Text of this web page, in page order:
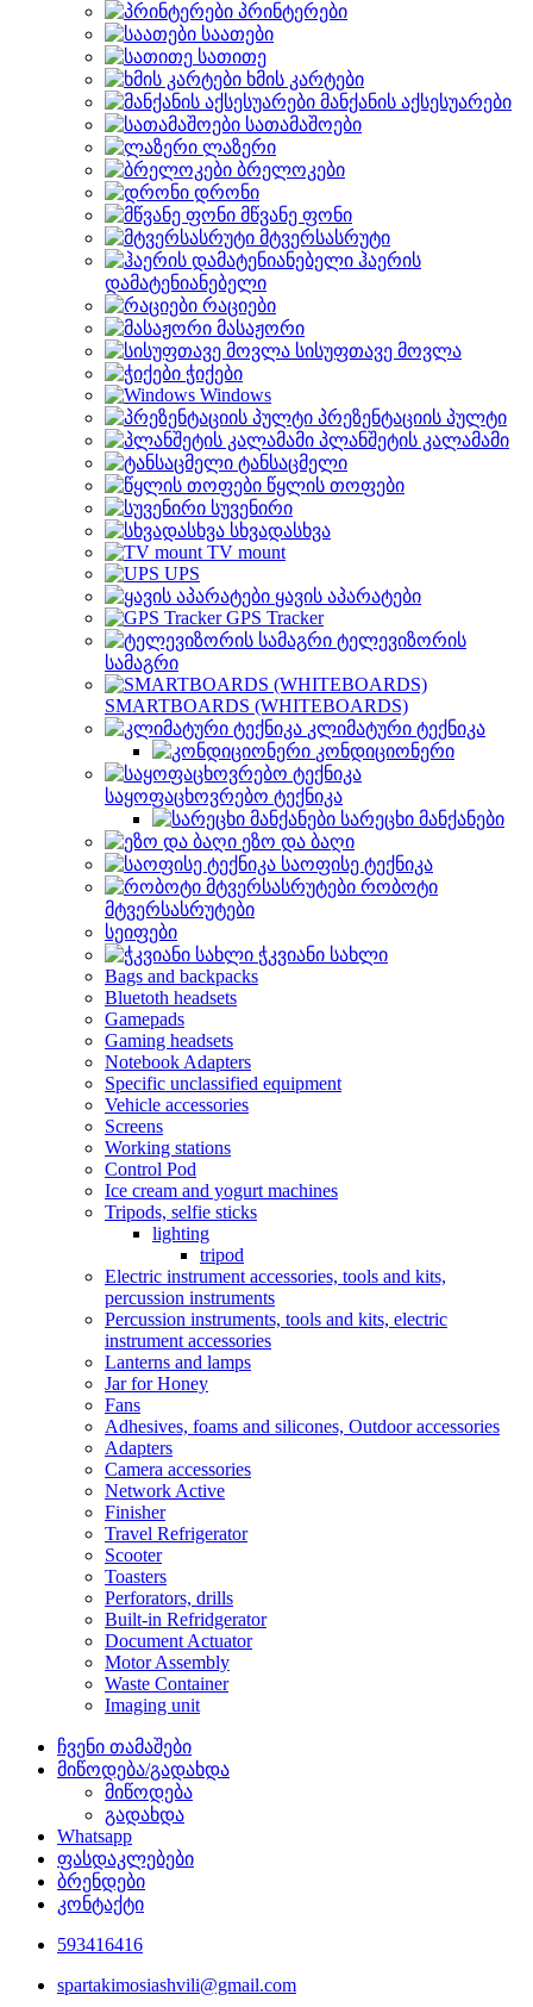
პრინტერები
საათები
სათითე
ხმის კარტები
მანქანის აქსესუარები
სათამაშოები
ლაზერი
ბრელოკები
დრონი
მწვანე ფონი
მტვერსასრუტი
ჰაერის
დამატენიანებელი
რაციები
მასაჟორი
სისუფთავე მოვლა
ჭიქები
Windows
პრეზენტაციის პულტი
პლანშეტის კალამამი
ტანსაცმელი
წყლის თოფები
სუვენირი
სხვადასხვა
TV mount
UPS
ყავის აპარატები
GPS Tracker
ტელევიზორის
სამაგრი
SMARTBOARDS (WHITEBOARDS)
კლიმატური ტექნიკა
კონდიციონერი
საყოფაცხოვრებო ტექნიკა
სარეცხი მანქანები
ეზო და ბაღი
საოფისე ტექნიკა
რობოტი
მტვერსასრუტები
სეიფები
ჭკვიანი სახლი
Bags and backpacks
Bluetoth headsets
Gamepads
Gaming headsets
Notebook Adapters
Specific unclassified equipment
Vehicle accessories
Screens
Working stations
Control Pod
Ice cream and yogurt machines
Tripods, selfie sticks
lighting
tripod
Electric instrument accessories, tools and kits,
percussion instruments
Percussion instruments, tools and kits, electric
instrument accessories
Lanterns and lamps
Jar for Honey
Fans
Adhesives, foams and silicones, Outdoor accessories
Adapters
Camera accessories
Network Active
Finisher
Travel Refrigerator
Scooter
Toasters
Perforators, drills
Built-in Refridgerator
Document Actuator
Motor Assembly
Waste Container
Imaging unit
ჩვენი თამაშები
მიწოდება/გადახდა
მიწოდება
გადახდა
Whatsapp
ფასდაკლებები
ბრენდები
კონტაქტი
593416416
spartakimosiashvili@gmail.com